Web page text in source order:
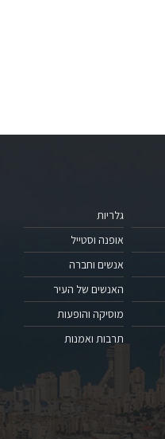
גלריות
אופנה וסטייל
אנשים וחברה
האנשים של העיר
מוסיקה והופעות
תרבות ואמנות